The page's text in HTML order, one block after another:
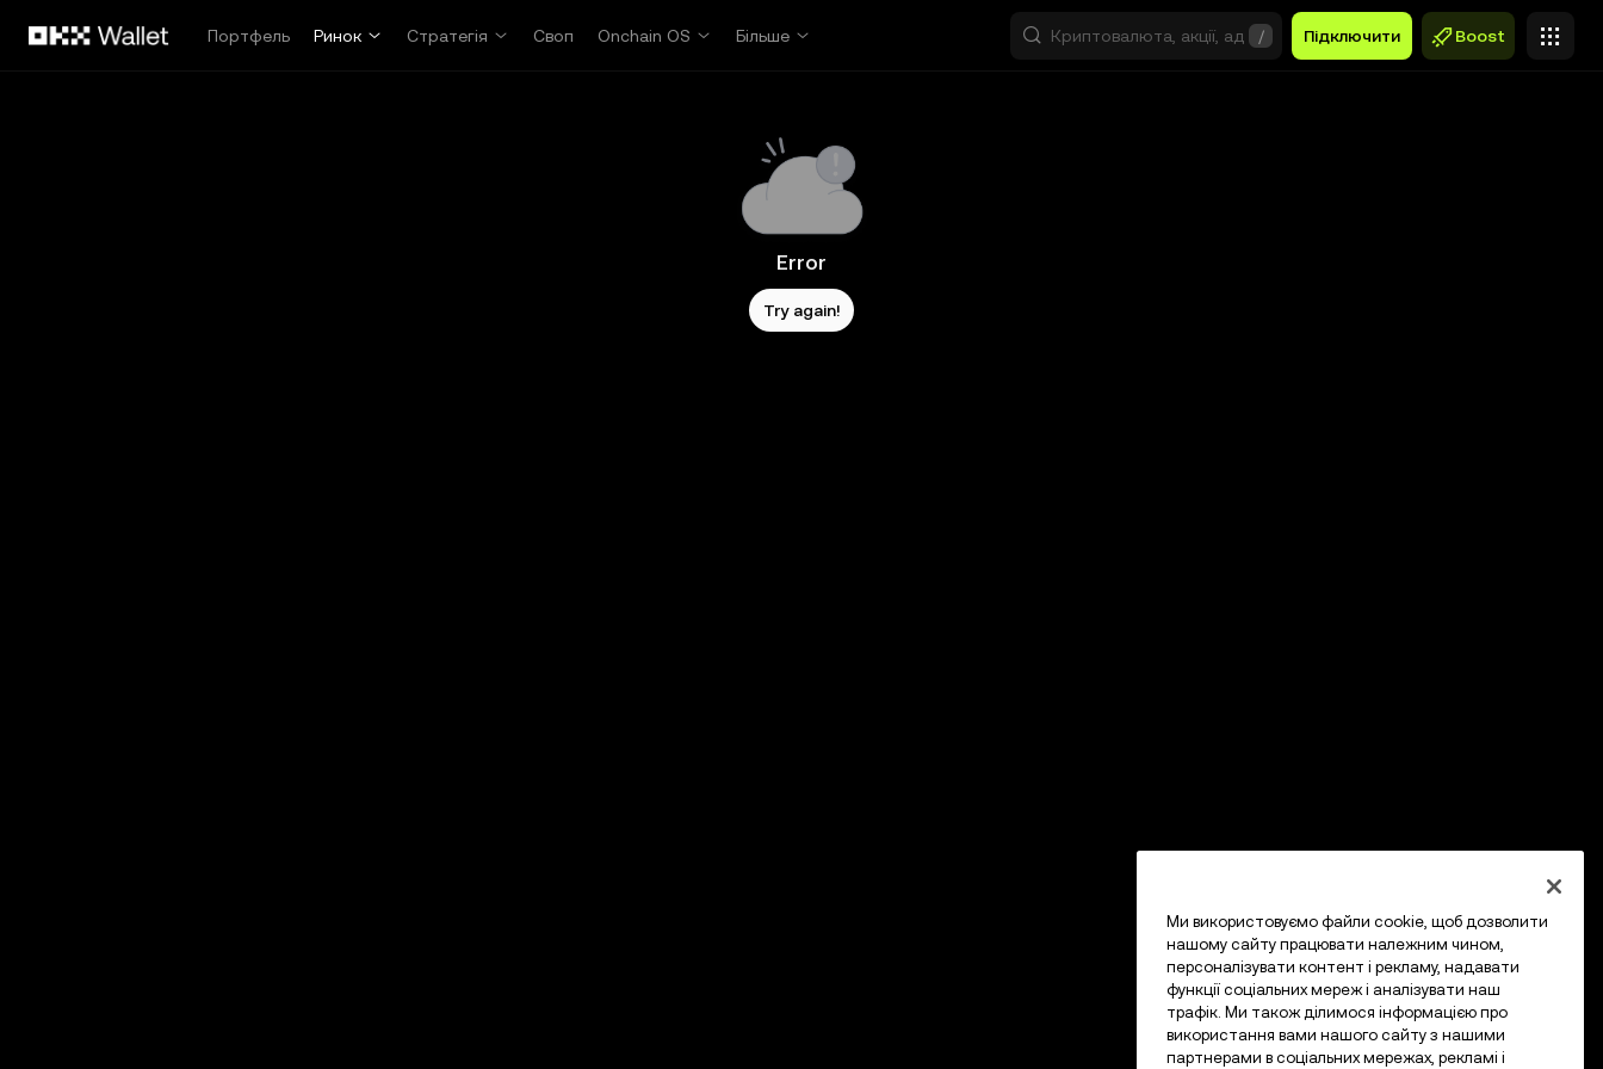
Портфель
Ринок Стратегія Своп Onchain OS Більше / Підключити Boost
Error
Try again!
Ми використовуємо файли cookie, щоб дозволити
нашому сайту працювати належним чином,
персоналізувати контент і рекламу, надавати
функції соціальних мереж і аналізувати наш
трафік. Ми також ділимося інформацією про
використання вами нашого сайту з нашими
партнерами в соціальних мережах, рекламі і